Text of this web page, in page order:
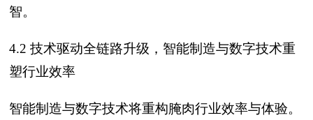
智。
4.2 技术驱动全链路升级，智能制造与数字技术重
塑行业效率
智能制造与数字技术将重构腌肉行业效率与体验。